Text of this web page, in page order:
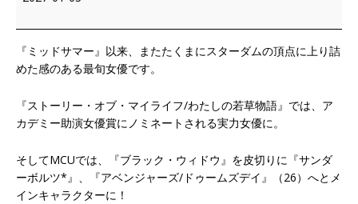
『ミッドサマー』以来、またたくまにスターダムの頂点に上り詰
めた感のある最旬女優です。
『ストーリー・オブ・マイライフ/わたしの若草物語』では、ア
カデミー助演女優賞にノミネートされる実力女優に。
そしてMCUでは、『ブラック・ウィドウ』を皮切りに『サンダ
ーボルツ*』、『アベンジャーズ/ドゥームズデイ』（26）へとメ
インキャラクターに！